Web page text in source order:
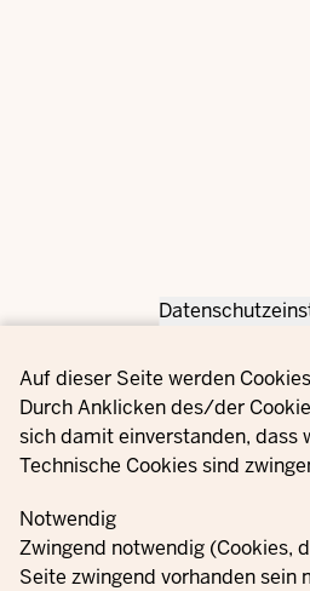
Privacy settings
Auf dieser Seite werden
Durch Anklicken des/der
sich damit einverstanden, dass
Technische Cookies sind
Notwendig
Zwingend notwendig (Cookies,
Seite zwingend vorhanden sein